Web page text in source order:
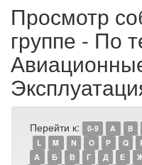
Просмотр
группе - По
Перейти к: 0-9 A B
L
M N O P Q
А
Б В Г Д Е